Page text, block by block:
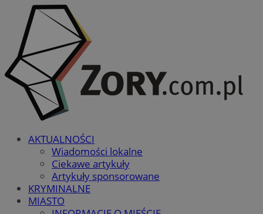
AKTUALNOŚCI
Wiadomości lokalne
Ciekawe artykuły
Artykuły sponsorowane
KRYMINALNE
MIASTO